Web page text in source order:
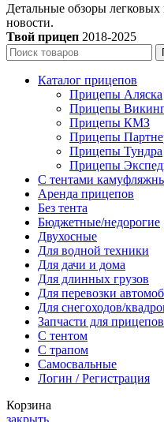
Детальные обзоры
новости.
Твой прицеп 2018-2025
Каталог прицепов
Прицепы Аляска
Прицепы
Прицепы КМЗ
Прицепы
Прицепы Тундра
Прицепы
C тентами
Аренда прицепов
Без тента
Бюджетные/недорогие
Двухосные
Для водной техники
Для дачи и дома
Для длинных грузов
Для перевозки
Для снегоходов/
Запчасти для прицепов
С тентом
С трапом
Самосвальные
Логин / Регистрация
Корзина
закрыть